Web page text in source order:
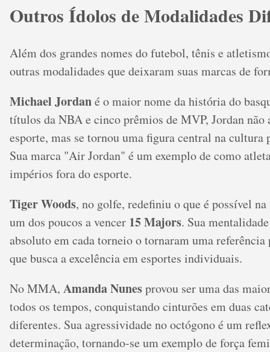
Outros Ídolos de Modalidades
Além dos grandes nomes do futebol, tênis e
outras modalidades que deixaram suas marcas de
Michael Jordané o maior nome da história do
títulos da NBA e cinco prêmios de MVP, Jordan não
esporte, mas se tornou uma figura central na cultura
Sua marca "Air Jordan" é um exemplo de como
impérios fora do esporte.
Tiger Woods, no golfe, redefiniu o que é possível
um dos poucos a vencer 15 Majors. Sua
absoluto em cada torneio o tornaram uma referência
que busca a excelência em esportes individuais.
No MMA, Amanda Nunesprovou ser uma das
todos os tempos, conquistando cinturões em duas
diferentes. Sua agressividade no octógono é um
determinação, tornando-se um exemplo de força